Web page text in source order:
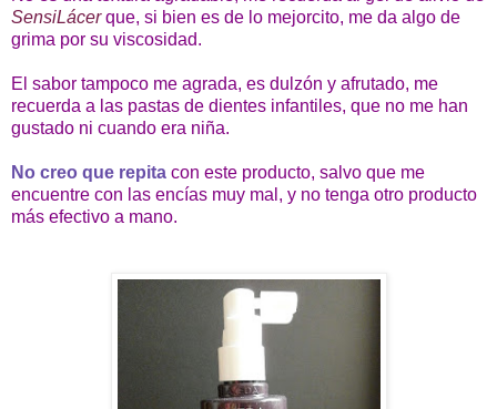
SensiLácerque, si bien es de lo mejorcito, me da algo de
grima por su viscosidad.
El sabor tampoco me agrada, es dulzón y afrutado, me
recuerda a las pastas de dientes infantiles, que no me han
gustado ni cuando era niña.
No creo que repita con este producto, salvo que me
encuentre con las encías muy mal, y no tenga otro producto
más efectivo a mano.